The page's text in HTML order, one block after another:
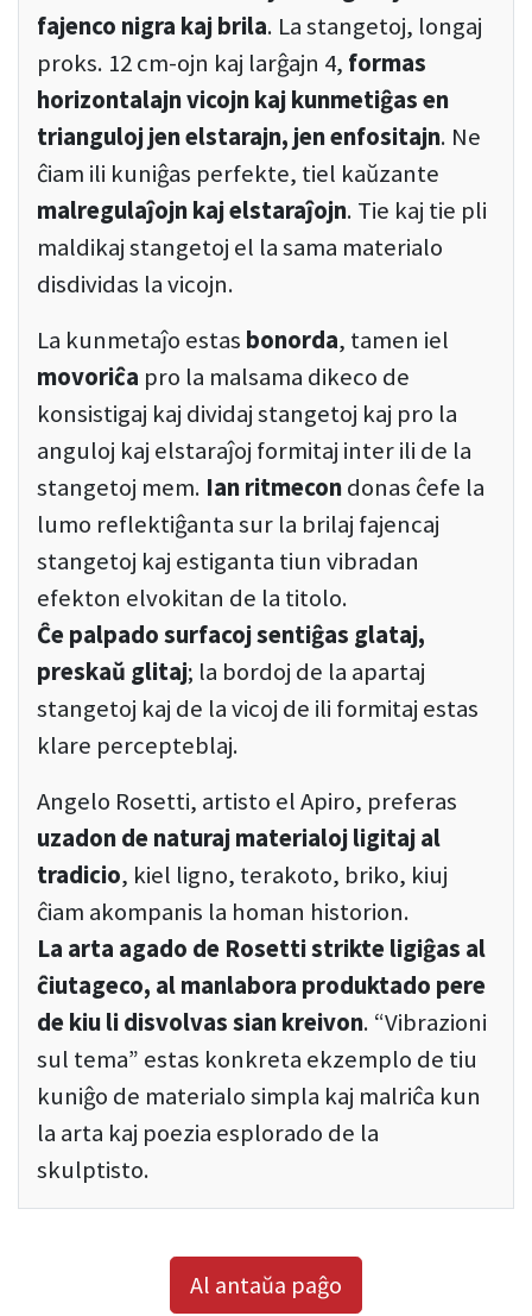
fajenco nigra kaj brila. La stangetoj, longaj
proks. 12 cm-ojn kaj larĝajn 4, formas
horizontalajn vicojn kaj kunmetiĝas en
trianguloj jen elstarajn, jen enfositajn. Ne
ĉiam ili kuniĝas perfekte, tiel kaŭzante
malregulaĵojn kaj elstaraĵojn. Tie kaj tie pli
maldikaj stangetoj el la sama materialo
disdividas la vicojn.
La kunmetaĵo estas bonorda, tamen iel
movoriĉa pro la malsama dikeco de
konsistigaj kaj dividaj stangetoj kaj pro la
anguloj kaj elstaraĵoj formitaj inter ili de la
stangetoj mem. Ian ritmecondonas ĉefe la
lumo reflektiĝanta sur la brilaj fajencaj
stangetoj kaj estiganta tiun vibradan
efekton elvokitan de la titolo.
Ĉe palpado surfacoj sentiĝas glataj,
preskaŭ glitaj; la bordoj de la apartaj
stangetoj kaj de la vicoj de ili formitaj estas
klare percepteblaj.
Angelo Rosetti, artisto el Apiro, preferas
uzadon de naturaj materialoj ligitaj al
tradicio, kiel ligno, terakoto, briko, kiuj
ĉiam akompanis la homan historion.
La arta agado de Rosetti strikte ligiĝas al
ĉiutageco, al manlabora produktado pere
de kiu li disvolvas sian kreivon. “Vibrazioni
sul tema” estas konkreta ekzemplo de tiu
kuniĝo de materialo simpla kaj malriĉa kun
la arta kaj poezia esplorado de la
skulptisto.
Al antaŭa paĝo